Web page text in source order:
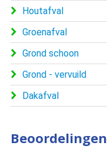
Houtafval
Groenafval
Grond schoon
Grond - vervuild
Dakafval
Beoordelingen